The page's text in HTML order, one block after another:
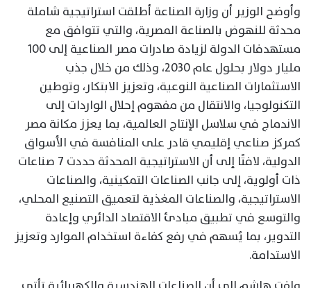
وأوضح الوزير أن وزارة الصناعة أطلقت استراتيجية شاملة
محدثة للنهوض بالصناعة المصرية، والتي تتوافق مع
مستهدفات الدولة لزيادة صادرات مصر الصناعية إلى 100
مليار دولار بحلول عام 2030، وذلك من خلال جذب
الاستثمارات الصناعية النوعية، وتعزيز الابتكار، وتوطين
التكنولوجيا، والانتقال من مفهوم إحلال الواردات إلى
الاندماج في سلاسل الإنتاج العالمية، بما يعزز مكانة مصر
كمركز صناعي إقليمي قادر على المنافسة في الأسواق
الدولية، لافتًا إلى أن الاستراتيجية المحدثة حددت 7 صناعات
ذات أولوية، إلى جانب الصناعات التمكينية، والصناعات
الاستراتيجية، والصناعات المغذية لتعميق التصنيع المحلي،
والتوسع في تطبيق مبادئ الاقتصاد الدائري وإعادة
التدوير، بما يُسهم في رفع كفاءة استخدام الموارد وتعزيز
الاستدامة.